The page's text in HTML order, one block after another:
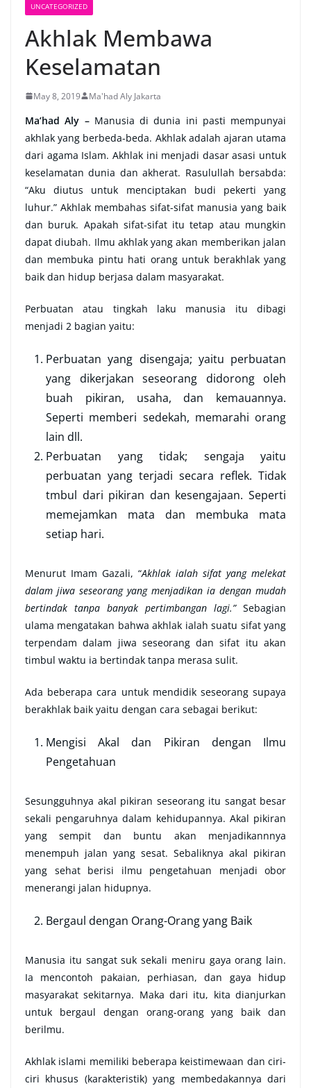
UNCATEGORIZED
Akhlak Membawa
Keselamatan
May 8, 2019 Ma'had Aly Jakarta
Ma’had Aly –Manusia di dunia ini pasti mempunyai
akhlak yang berbeda-beda. Akhlak adalah ajaran utama
dari agama Islam. Akhlak ini menjadi dasar asasi untuk
keselamatan dunia dan akherat. Rasulullah bersabda:
“Aku diutus untuk menciptakan budi pekerti yang
luhur.” Akhlak membahas sifat-sifat manusia yang baik
dan buruk. Apakah sifat-sifat itu tetap atau mungkin
dapat diubah. Ilmu akhlak yang akan memberikan jalan
dan membuka pintu hati orang untuk berakhlak yang
baik dan hidup berjasa dalam masyarakat.
Perbuatan atau tingkah laku manusia itu dibagi
menjadi 2 bagian yaitu:
Perbuatan yang disengaja; yaitu perbuatan
yang dikerjakan seseorang didorong oleh
buah pikiran, usaha, dan kemauannya.
Seperti memberi sedekah, memarahi orang
lain dll.
Perbuatan yang tidak; sengaja yaitu
perbuatan yang terjadi secara reflek. Tidak
tmbul dari pikiran dan kesengajaan. Seperti
memejamkan mata dan membuka mata
setiap hari.
Menurut Imam Gazali, “Akhlak ialah sifat yang melekat
dalam jiwa seseorang yang menjadikan ia dengan mudah
bertindak tanpa banyak pertimbangan lagi.” Sebagian
ulama mengatakan bahwa akhlak ialah suatu sifat yang
terpendam dalam jiwa seseorang dan sifat itu akan
timbul waktu ia bertindak tanpa merasa sulit.
Ada beberapa cara untuk mendidik seseorang supaya
berakhlak baik yaitu dengan cara sebagai berikut:
Mengisi Akal dan Pikiran dengan Ilmu
Pengetahuan
Sesungguhnya akal pikiran seseorang itu sangat besar
sekali pengaruhnya dalam kehidupannya. Akal pikiran
yang sempit dan buntu akan menjadikannnya
menempuh jalan yang sesat. Sebaliknya akal pikiran
yang sehat berisi ilmu pengetahuan menjadi obor
menerangi jalan hidupnya.
Bergaul dengan Orang-Orang yang Baik
Manusia itu sangat suk sekali meniru gaya orang lain.
Ia mencontoh pakaian, perhiasan, dan gaya hidup
masyarakat sekitarnya. Maka dari itu, kita dianjurkan
untuk bergaul dengan orang-orang yang baik dan
berilmu.
Akhlak islami memiliki beberapa keistimewaan dan ciri-
ciri khusus (karakteristik) yang membedakannya dari